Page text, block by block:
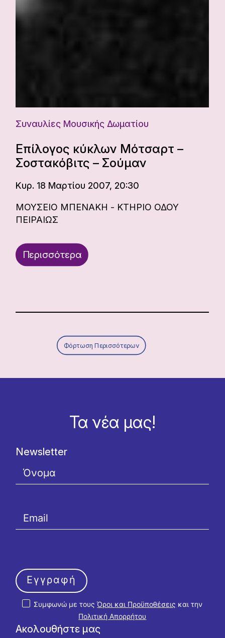
Συναυλίες Μουσικής Δωματίου
Επίλογος κύκλων Μότσαρτ –
Σοστακόβιτς – Σούμαν
Κυρ. 18 Μαρτίου 2007, 20:30
ΜΟΥΣΕΙΟ ΜΠΕΝΑΚΗ - ΚΤΗΡΙΟ ΟΔΟΥ
ΠΕΙΡΑΙΩΣ
Περισσότερα
Φόρτωση Περισσότερων
Τα νέα μας!
Ακολουθήστε μας
Newsletter
Συμφωνώ με τουςΌροι και Προϋποθέσεις και την
Πολιτική Απορρήτου
Εγγραφή